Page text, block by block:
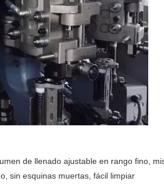
de llenado ajustable en rango fino,
sin esquinas muertas, fácil limpiar